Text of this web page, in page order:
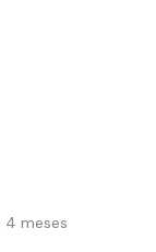
4 meses